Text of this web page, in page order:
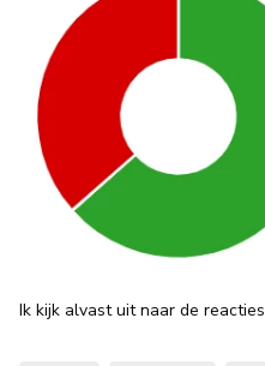
Ik kijk alvast uit naar de